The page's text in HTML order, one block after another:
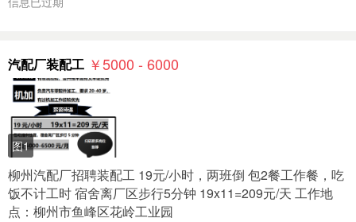
汽配厂装配工 ￥5000 - 6000
图1
柳州汽配厂招聘装配工 19元/小时，两班倒 包2餐工作餐，吃
饭不计工时 宿舍离厂区步行5分钟 19x11=209元/天 工作地
点：柳州市鱼峰区花岭工业园